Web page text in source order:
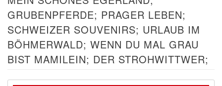
GRUBENPFERDE; PRAGER LEBEN;
SCHWEIZER SOUVENIRS; URLAUB IM
BÖHMERWALD; WENN DU MAL GRAU
BIST MAMILEIN; DER STROHWITTWER;